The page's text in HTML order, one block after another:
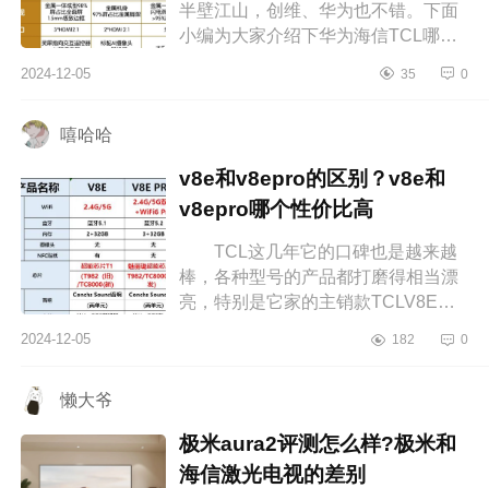
半壁江山，创维、华为也不错。下面
小编为大家介绍下华为海信TCL哪个
TCL哪个电视好 一直想要一台颜
2024-12-05 35 0
嘻哈哈
v8e和v8epro的区别？v8e和
v8epro哪个性价比高
TCL这几年它的口碑也是越来越
棒，各种型号的产品都打磨得相当漂
亮，特别是它家的主销款TCLV8E，
下面小编为大家介绍下v8e和v8epro
2024-12-05 182 0
懒大爷
极米aura2评测怎么样?极米和
海信激光电视的差别